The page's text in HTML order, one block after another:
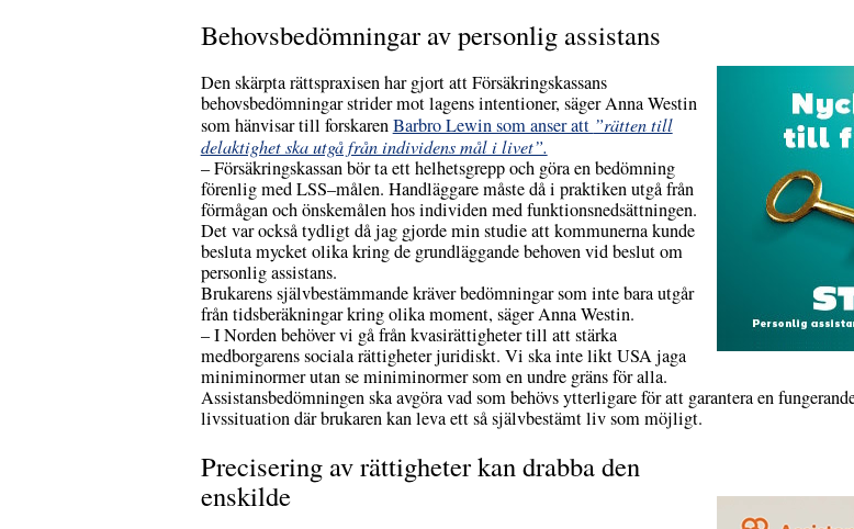
Behovsbedömningar av personlig assistans
Den skärpta rättspraxisen har gjort att Försäkringskassans
behovsbedömningar strider mot lagens intentioner, säger Anna Westin
som hänvisar till forskarenBarbro Lewin som anser att ”rätten till
delaktighet ska utgå från individens mål i livet”.
– Försäkringskassan bör ta ett helhetsgrepp och göra en bedömning
förenlig med LSS–målen. Handläggare måste då i praktiken utgå från
förmågan och önskemålen hos individen med funktionsnedsättningen.
Det var också tydligt då jag gjorde min studie att kommunerna kunde
besluta mycket olika kring de grundläggande behoven vid beslut om
personlig assistans.
Brukarens självbestämmande kräver bedömningar som inte bara utgår
från tidsberäkningar kring olika moment, säger Anna Westin.
– I Norden behöver vi gå från kvasirättigheter till att stärka
medborgarens sociala rättigheter juridiskt. Vi ska inte likt USA jaga
miniminormer utan se miniminormer som en undre gräns för alla.
Assistansbedömningen ska avgöra vad som behövs ytterligare för att garantera en
livssituation där brukaren kan leva ett så självbestämt liv som möjligt.
Precisering av rättigheter kan drabba den
enskilde